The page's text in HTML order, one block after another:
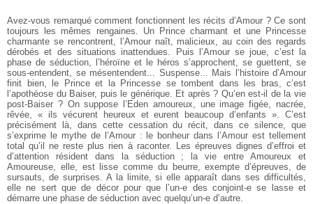
Avez-vous remarqué comment fonctionnent les récits d’Amour ? Ce sont
toujours les mêmes rengaines. Un Prince charmant et une Princesse
charmante se rencontrent, l’Amour naît, malicieux, au coin des regards
dérobés et des situations inattendues. Puis l’Amour se joue, c’est la
phase de séduction, l’héroïne et le héros s’approchent, se guettent, se
sous-entendent, se mésentendent... Suspense... Mais l’histoire d’Amour
finit bien, le Prince et la Princesse se tombent dans les bras, c’est
l’apothéose du Baiser, puis le générique. Et après ? Qu’en est-il de la vie
post-Baiser ? On suppose l’Eden amoureux, une image figée, nacrée,
rêvée, « ils vécurent heureux et eurent beaucoup d’enfants ». C’est
précisément là, dans cette cessation du récit, dans ce silence, que
s’exprime le mythe de l’Amour : le bonheur dans l’Amour est tellement
total qu’il ne reste plus rien à raconter. Les épreuves dignes d’effroi et
d’attention résident dans la séduction ; la vie entre Amoureux et
Amoureuse, elle, est lisse comme du beurre, exempte d’épreuves, de
sursauts, de surprises. A la limite, si elle apparaît dans ses difficultés,
elle ne sert que de décor pour que l’un-e des conjoint-e se lasse et
démarre une phase de séduction avec quelqu’un-e d’autre.